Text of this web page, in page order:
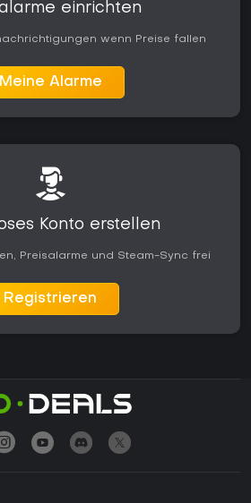
einrichten
wenn Preise fallen
Meine Alarme
Konto erstellen
Preisalarme und Steam-Sync frei
Registrieren